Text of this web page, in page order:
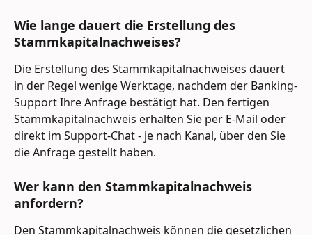
Wie lange dauert die Erstellung des
Stammkapitalnachweises?
Die Erstellung des Stammkapitalnachweises dauert
in der Regel wenige Werktage, nachdem der Banking-
Support Ihre Anfrage bestätigt hat. Den fertigen
Stammkapitalnachweis erhalten Sie per E-Mail oder
direkt im Support-Chat - je nach Kanal, über den Sie
die Anfrage gestellt haben.
Wer kann den Stammkapitalnachweis
anfordern?
Den Stammkapitalnachweis können die gesetzlichen